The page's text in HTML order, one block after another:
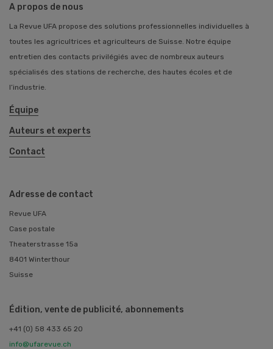
A propos de nous
La Revue UFA propose des solutions professionnelles individuelles à
toutes les agricultrices et agriculteurs de Suisse. Notre équipe
entretien des contacts privilégiés avec de nombreux auteurs
spécialisés des stations de recherche, des hautes écoles et de
l’industrie.
Équipe
Auteurs et experts
Contact
Adresse de contact
Revue UFA
Case postale
Theaterstrasse 15a
8401 Winterthour
Suisse
Édition, vente de publicité, abonnements
+41 (0) 58 433 65 20
info@ufarevue.ch